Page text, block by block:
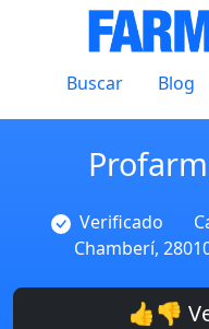
Buscar Blog
Verificado
Chamberí,
👍👎